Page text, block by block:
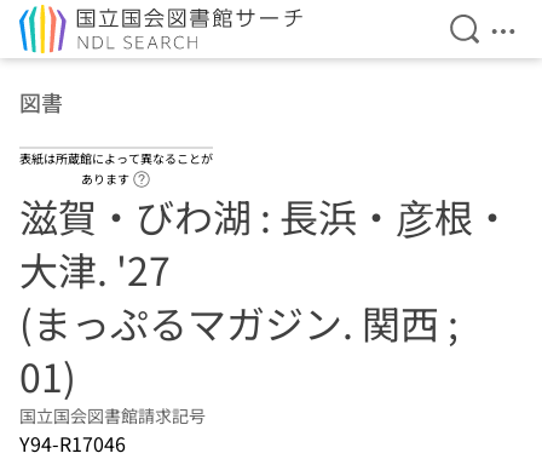
検索を
メ
図書
表紙は所蔵館によって異なることが
あります
滋賀・びわ湖 : 長浜・彦根・
大津. '27
(まっぷるマガジン. 関西 ;
01)
国立国会図書館請求記号
Y94-R17046